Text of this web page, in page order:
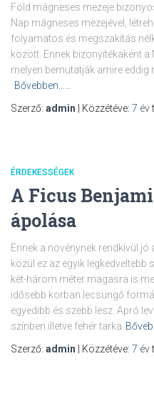
Föld mágneses mezeje
Nap mágneses mezejével,
folyamatos és megszakítás
között. Ennek bizonyítékaként a
melyen bemutatják amire eddig
Bővebben……
Szerző: admin | Közzétéve: 7 év
ÉRDEKESSÉGEK
A Ficus
ápolása
Ennek a növénynek rendkívül
közül ez az egyik
két-három méter magasra is
idősebb korban lecsüngő
egyedibb és szebb lesz. Apró
színben illetve fehér tarka
Szerző: admin | Közzétéve: 7 év